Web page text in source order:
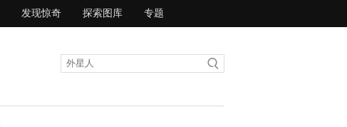
发现惊奇 探索图库 专题